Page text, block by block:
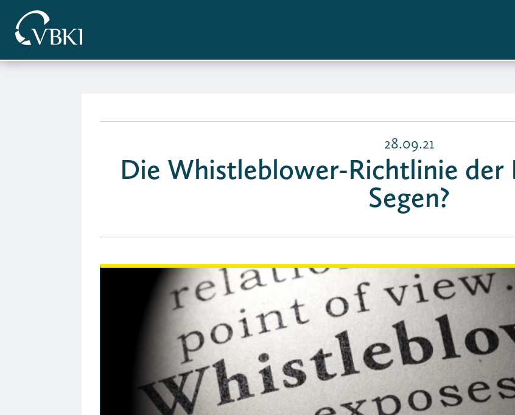
28.09.21
Die Whistleblower-Richtlinie der
Segen?